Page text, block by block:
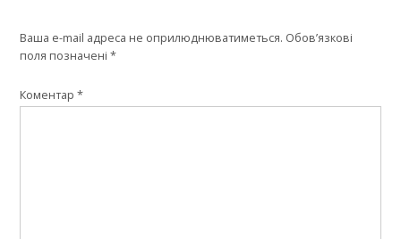
Ваша e-mail адреса не оприлюднюватиметься. Обов’язкові
поля позначені*
Коментар*